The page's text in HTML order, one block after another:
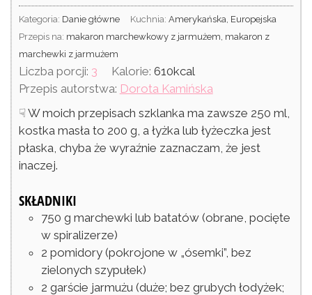
Kategoria: Danie główne Kuchnia:Amerykańska, Europejska
Przepis na: makaron marchewkowy z jarmużem, makaron z
marchewki z jarmużem
Liczba porcji: 3 Kalorie:610kcal
Przepis autorstwa: Dorota Kamińska
☟ W moich przepisach szklanka ma zawsze 250 ml,
kostka masła to 200 g, a łyżka lub łyżeczka jest
płaska, chyba że wyraźnie zaznaczam, że jest
inaczej.
SKŁADNIKI
750 g marchewki lub batatów (obrane, pocięte
w spiralizerze)
2 pomidory (pokrojone w „ósemki”, bez
zielonych szypułek)
2 garście jarmużu (duże; bez grubych łodyżek;